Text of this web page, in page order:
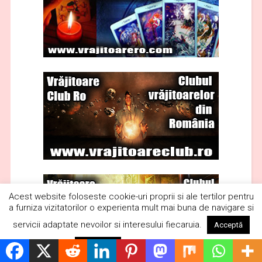
Acest website foloseste cookie-uri proprii si ale tertilor pentru
a furniza vizitatorilor o experienta mult mai buna de navigare si
servicii adaptate nevoilor si interesului fiecaruia.
Acceptă
Respinge Citește mai mult